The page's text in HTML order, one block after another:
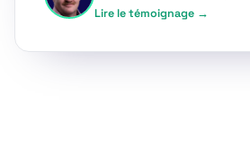
Lire le témoignage →